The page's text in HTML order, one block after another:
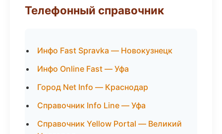
Телефонный справочник
Инфо Fast Spravka — Новокузнецк
Инфо Online Fast — Уфа
Город Net Info — Краснодар
Справочник Info Line — Уфа
Справочник Yellow Portal — Великий